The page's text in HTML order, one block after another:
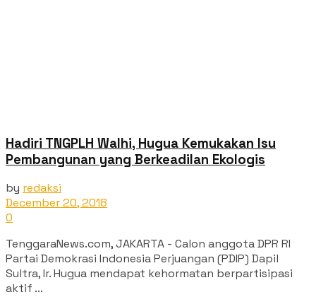
Hadiri TNGPLH Walhi, Hugua Kemukakan Isu
Pembangunan yang Berkeadilan Ekologis
by redaksi
December 20, 2018
0
TenggaraNews.com, JAKARTA - Calon anggota DPR RI
Partai Demokrasi Indonesia Perjuangan (PDIP) Dapil
Sultra, Ir. Hugua mendapat kehormatan berpartisipasi
aktif ...